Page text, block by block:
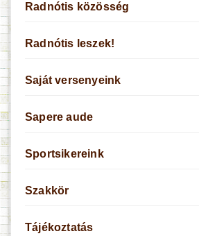
Radnótis közösség
Radnótis leszek!
Saját versenyeink
Sapere aude
Sportsikereink
Szakkör
Tájékoztatás